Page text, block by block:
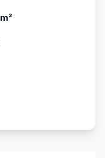
m²